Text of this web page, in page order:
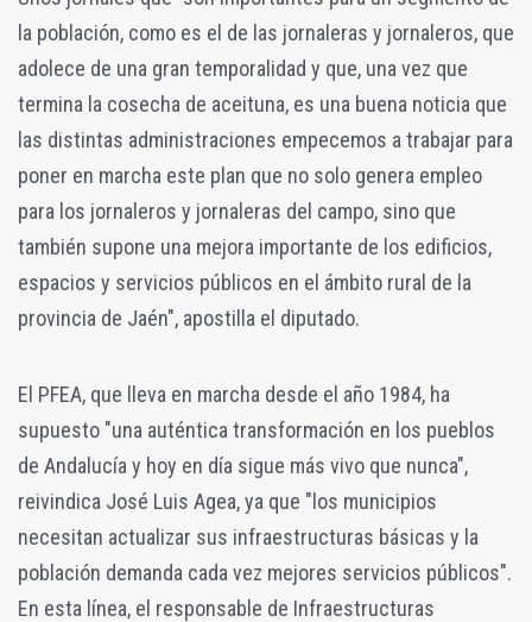
la población, como es el de las jornaleras y jornaleros, que
adolece de una gran temporalidad y que, una vez que
termina la cosecha de aceituna, es una buena noticia que
las distintas administraciones empecemos a trabajar para
poner en marcha este plan que no solo genera empleo
para los jornaleros y jornaleras del campo, sino que
también supone una mejora importante de los edificios,
espacios y servicios públicos en el ámbito rural de la
provincia de Jaén", apostilla el diputado.
El PFEA, que lleva en marcha desde el año 1984, ha
supuesto "una auténtica transformación en los pueblos
de Andalucía y hoy en día sigue más vivo que nunca",
reivindica José Luis Agea, ya que "los municipios
necesitan actualizar sus infraestructuras básicas y la
población demanda cada vez mejores servicios públicos".
En esta línea, el responsable de Infraestructuras